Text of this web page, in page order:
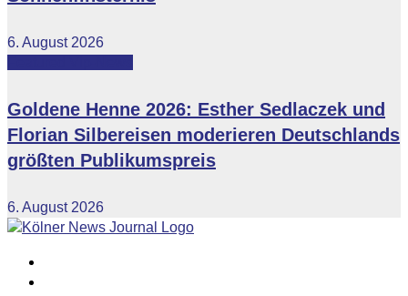
6. August 2026
Goldene Henne 2026: Esther Sedlaczek und
Florian Silbereisen moderieren Deutschlands
größten Publikumspreis
6. August 2026